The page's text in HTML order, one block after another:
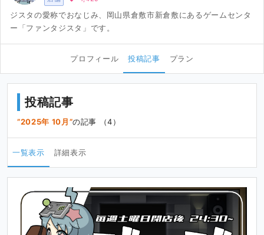
ジスタの愛称でおなじみ、岡山県倉敷市新倉敷にあるゲームセンタ
ー「ファンタジスタ」です。
プロフィール 投稿記事 プラン
投稿記事
2025年 10月 の記事 （4）
一覧表示 詳細表示